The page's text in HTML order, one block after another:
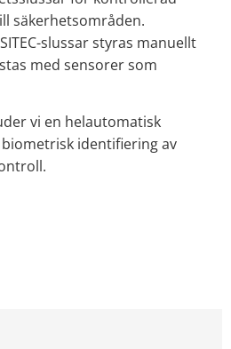
säkerhetsområden.
slussar styras manuellt
med sensorer som
vi en helautomatisk
identifiering av